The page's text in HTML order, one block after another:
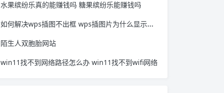
水果缤纷乐真的能赚钱吗 糖果缤纷乐能赚钱吗
如何解决wps插图不出框 wps插图片为什么显示不出来
陌生人双胞胎网站
win11找不到网络路径怎么办 win11找不到wifi网络